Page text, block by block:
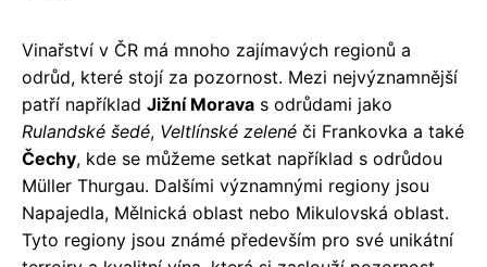
Vinařství v ČR má mnoho zajímavých regionů a
odrůd, které stojí za pozornost. Mezi nejvýznamnější
patří například Jižní Morava s odrůdami jako
Rulandské šedé, Veltlínské zelené či Frankovka a také
Čechy, kde se můžeme setkat například s odrůdou
Müller Thurgau. Dalšími významnými regiony jsou
Napajedla, Mělnická oblast nebo Mikulovská oblast.
Tyto regiony jsou známé především pro své unikátní